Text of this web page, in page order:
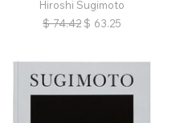
Hiroshi Sugimoto
$ 74.42 $ 63.25